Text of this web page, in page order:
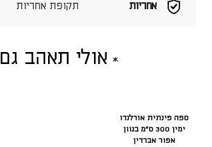
אחריות תקופת אחריות
אולי תאהב גם
ספה פינתית אורלנדו
ימין 300 ס"מ בגוון
אפור אברדין